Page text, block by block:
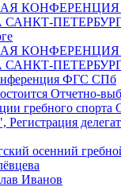
ФГС СПб
Отчетно-
гребного спорта
Регистрация
осенний
Иванов